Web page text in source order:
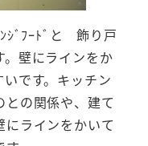
ｼﾞﾌｰﾄﾞと 飾り戸
壁にラインをか
です。キッチン
との関係や、建て
ラインをかいて